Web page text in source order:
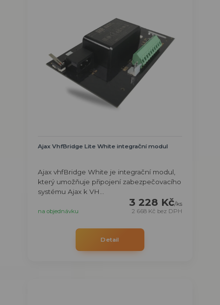
Ajax VhfBridge Lite White integrační modul
Ajax vhfBridge White je integrační modul,
který umožňuje připojení zabezpečovacího
systému Ajax k VH...
3 228 Kč/ks
2 668 Kč bez DPH
na objednávku
Detail